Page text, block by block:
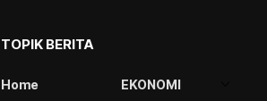
TOPIK BERITA
Home
EKONOMI